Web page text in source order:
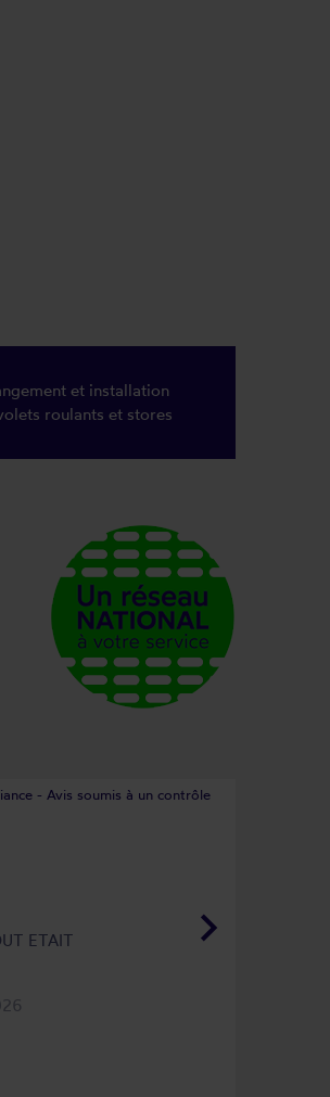
et installation
roulants et stores
- Avis soumis à un contrôle
keyboard_arrow_right
ETAIT